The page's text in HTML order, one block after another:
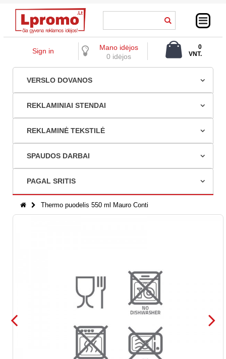
Sign in
Mano idėjos
0 idėjos
0
VNT.
VERSLO DOVANOS
REKLAMINIAI STENDAI
REKLAMINĖ TEKSTILĖ
SPAUDOS DARBAI
PAGAL SRITIS
Thermo puodelis 550 ml Mauro Conti